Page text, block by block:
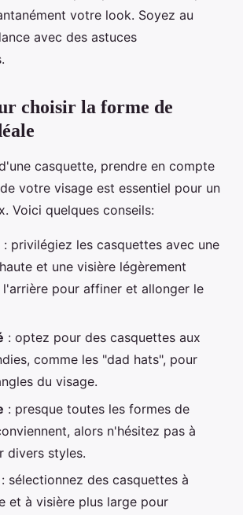
votre look. Soyez au
avec des astuces
choisir la forme de
casquette, prendre en compte
votre visage est essentiel pour un
Voici quelques conseils:
: privilégiez les casquettes avec une
et une visière légèrement
l'arrière pour affiner et allonger le
: optez pour des casquettes aux
comme les "dad hats", pour
du visage.
: presque toutes les formes de
alors n'hésitez pas à
divers styles.
: sélectionnez des casquettes à
et à visière plus large pour